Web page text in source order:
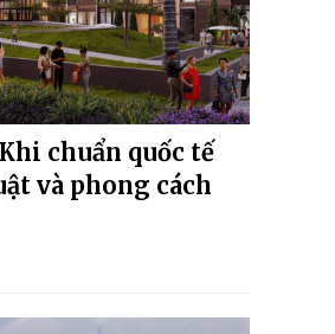
chuẩn quốc tế
và phong cách